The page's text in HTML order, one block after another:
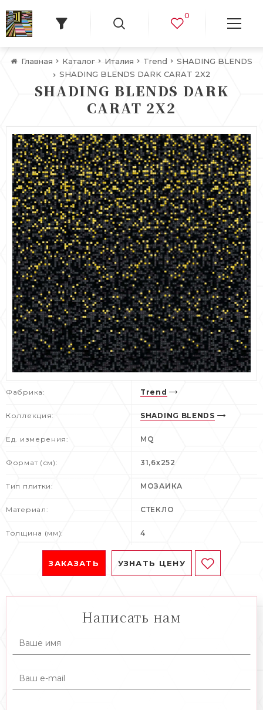
0
Главная Каталог Италия Trend
SHADING BLENDS
SHADING BLENDS DARK CARAT 2X2
SHADING BLENDS DARK
CARAT 2X2
Фабрика: Trend
Коллекция: SHADING BLENDS
Ед. измерения: MQ
Формат (см): 31,6x252
Тип плитки: МОЗАИКА
Материал: СТЕКЛО
Толщина (мм): 4
ЗАКАЗАТЬ УЗНАТЬ ЦЕНУ
Написать нам